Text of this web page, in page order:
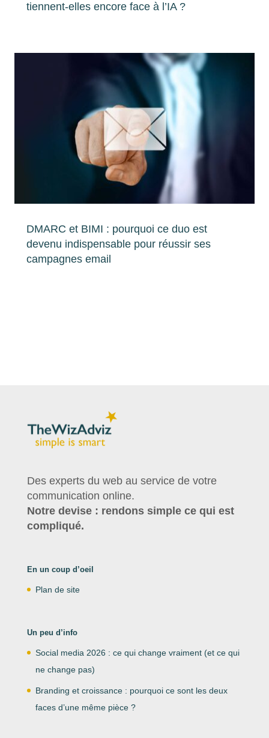
tiennent-elles encore face à l’IA ?
DMARC et BIMI : pourquoi ce duo est
devenu indispensable pour réussir ses
campagnes email
Des experts du web au service de votre
communication online.
Notre devise : rendons simple ce qui est
compliqué.
En un coup d’oeil
Plan de site
Un peu d’info
Social media 2026 : ce qui change vraiment (et ce qui
ne change pas)
Branding et croissance : pourquoi ce sont les deux
faces d’une même pièce ?